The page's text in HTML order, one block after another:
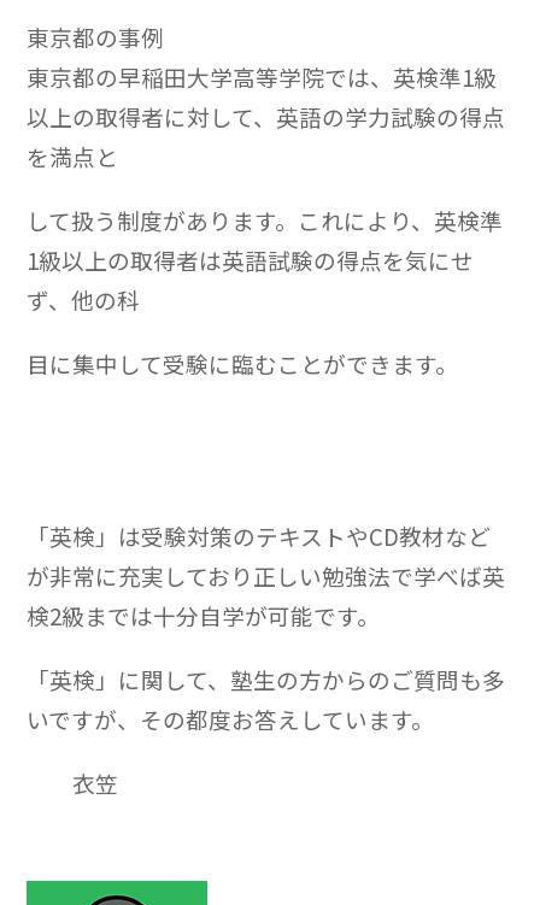
東京都の事例
東京都の早稲田大学高等学院では、英検準1級
以上の取得者に対して、英語の学力試験の得点
を満点と
して扱う制度があります。これにより、英検準
1級以上の取得者は英語試験の得点を気にせ
ず、他の科
目に集中して受験に臨むことができます。
「英検」は受験対策のテキストやCD教材など
が非常に充実しており正しい勉強法で学べば英
検2級までは十分自学が可能です。
「英検」に関して、塾生の方からのご質問も多
いですが、その都度お答えしています。
衣笠